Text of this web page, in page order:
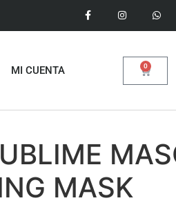
MI CUENTA 0
MASK